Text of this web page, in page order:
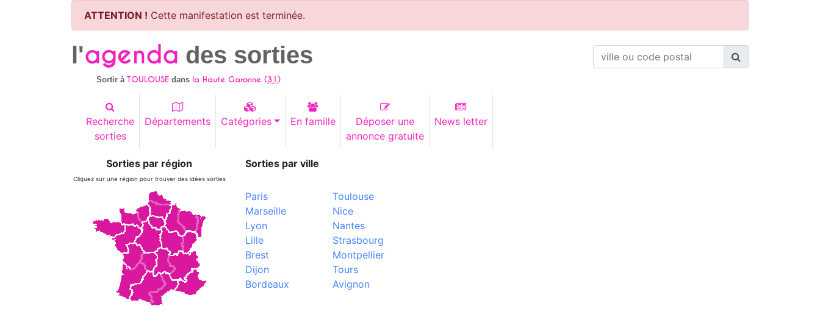
ATTENTION ! Cette manifestation est terminée.
l'agenda des sorties
Sortir àTOULOUSE dans la Haute Garonne (31)
Recherche
sorties
Départements Catégories En famille
Déposer une
annonce gratuite
News letter
Sorties par région
Cliquez sur une région pour trouver des idées sorties
Sorties par ville
Paris
Marseille
Lyon
Lille
Brest
Dijon
Bordeaux
Toulouse
Nice
Nantes
Strasbourg
Montpellier
Tours
Avignon